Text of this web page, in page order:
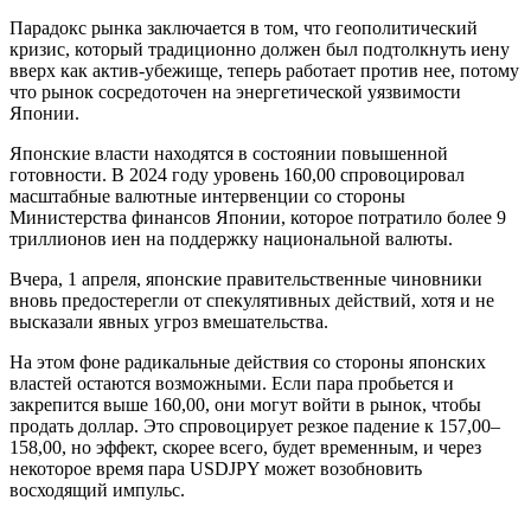
Парадокс рынка заключается в том, что геополитический
кризис, который традиционно должен был подтолкнуть иену
вверх как актив-убежище, теперь работает против нее, потому
что рынок сосредоточен на энергетической уязвимости
Японии.
Японские власти находятся в состоянии повышенной
готовности. В 2024 году уровень 160,00 спровоцировал
масштабные валютные интервенции со стороны
Министерства финансов Японии, которое потратило более 9
триллионов иен на поддержку национальной валюты.
Вчера, 1 апреля, японские правительственные чиновники
вновь предостерегли от спекулятивных действий, хотя и не
высказали явных угроз вмешательства.
На этом фоне радикальные действия со стороны японских
властей остаются возможными. Если пара пробьется и
закрепится выше 160,00, они могут войти в рынок, чтобы
продать доллар. Это спровоцирует резкое падение к 157,00–
158,00, но эффект, скорее всего, будет временным, и через
некоторое время пара USDJPY может возобновить
восходящий импульс.